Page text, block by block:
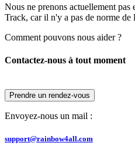
Nous ne prenons actuellement
Track, car il n'y a pas de norme
Comment pouvons nous aider ?
Contactez-nous à tout moment
Prendre un rendez-vous
Envoyez-nous un mail :
support@rainbow4all.com